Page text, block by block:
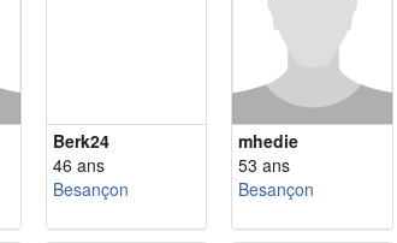
Berk24
46 ans
Besançon
mhedie
53 ans
Besançon